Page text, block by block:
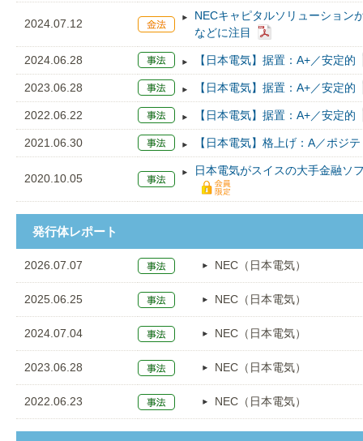
2024.07.12
NECキャピタルソリューション
などに注目
2024.06.28 【日本電気】据置：A+／安定的
2023.06.28 【日本電気】据置：A+／安定的
2022.06.22 【日本電気】据置：A+／安定的
2021.06.30 【日本電気】格上げ：A／ポジ
2020.10.05
日本電気がスイスの大手金融ソ
発行体レポート
2026.07.07 NEC（日本電気）
2025.06.25 NEC（日本電気）
2024.07.04 NEC（日本電気）
2023.06.28 NEC（日本電気）
2022.06.23 NEC（日本電気）